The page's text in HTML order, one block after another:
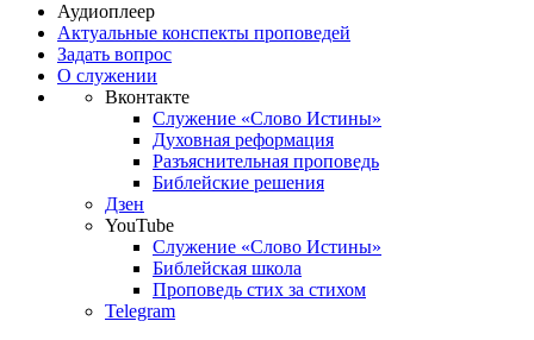
Аудиоплеер
Актуальные конспекты проповедей
Задать вопрос
О служении
Вконтакте
Служение «Слово Истины»
Духовная реформация
Разъяснительная проповедь
Библейские решения
Дзен
YouTube
Служение «Слово Истины»
Библейская школа
Проповедь стих за стихом
Telegram